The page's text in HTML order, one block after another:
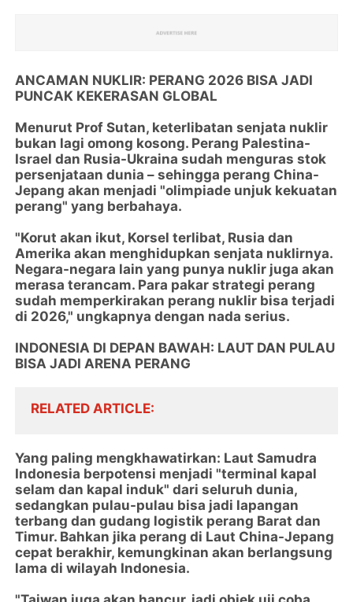
ANCAMAN NUKLIR: PERANG 2026 BISA JADI
PUNCAK KEKERASAN GLOBAL
Menurut Prof Sutan, keterlibatan senjata nuklir
bukan lagi omong kosong. Perang Palestina-
Israel dan Rusia-Ukraina sudah menguras stok
persenjataan dunia – sehingga perang China-
Jepang akan menjadi "olimpiade unjuk kekuatan
perang" yang berbahaya.
"Korut akan ikut, Korsel terlibat, Rusia dan
Amerika akan menghidupkan senjata nuklirnya.
Negara-negara lain yang punya nuklir juga akan
merasa terancam. Para pakar strategi perang
sudah memperkirakan perang nuklir bisa terjadi
di 2026," ungkapnya dengan nada serius.
INDONESIA DI DEPAN BAWAH: LAUT DAN PULAU
BISA JADI ARENA PERANG
RELATED ARTICLE
Yang paling mengkhawatirkan: Laut Samudra
Indonesia berpotensi menjadi "terminal kapal
selam dan kapal induk" dari seluruh dunia,
sedangkan pulau-pulau bisa jadi lapangan
terbang dan gudang logistik perang Barat dan
Timur. Bahkan jika perang di Laut China-Jepang
cepat berakhir, kemungkinan akan berlangsung
lama di wilayah Indonesia.